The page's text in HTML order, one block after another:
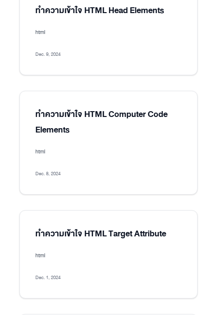
ทำความเข้าใจ HTML Head Elements
html
Dec. 9, 2024
ทำความเข้าใจ HTML Computer Code
Elements
html
Dec. 8, 2024
ทำความเข้าใจ HTML Target Attribute
html
Dec. 1, 2024